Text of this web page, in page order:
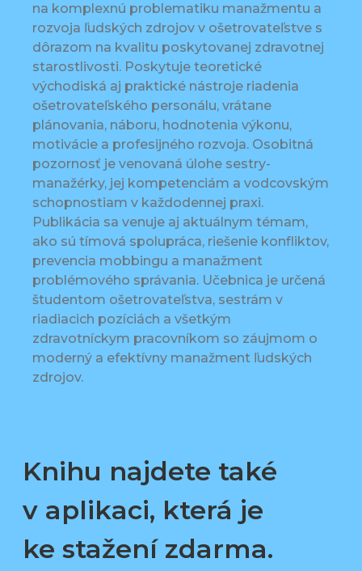
na komplexnú problematiku manažmentu a
rozvoja ľudských zdrojov v ošetrovateľstve s
dôrazom na kvalitu poskytovanej zdravotnej
starostlivosti. Poskytuje teoretické
východiská aj praktické nástroje riadenia
ošetrovateľského personálu, vrátane
plánovania, náboru, hodnotenia výkonu,
motivácie a profesijného rozvoja. Osobitná
pozornosť je venovaná úlohe sestry-
manažérky, jej kompetenciám a vodcovským
schopnostiam v každodennej praxi.
Publikácia sa venuje aj aktuálnym témam,
ako sú tímová spolupráca, riešenie konfliktov,
prevencia mobbingu a manažment
problémového správania. Učebnica je určená
študentom ošetrovateľstva, sestrám v
riadiacich pozíciách a všetkým
zdravotníckym pracovníkom so záujmom o
moderný a efektívny manažment ľudských
zdrojov.
Knihu najdete také
v aplikaci, která je
ke stažení zdarma.